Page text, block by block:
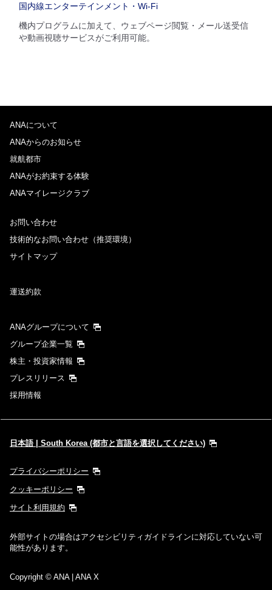
国内線エンターテインメント・Wi-Fi
機内プログラムに加えて、ウェブページ閲覧・メール送受信
や動画視聴サービスがご利用可能。
ANAについて
ANAからのお知らせ
就航都市
ANAがお約束する体験
ANAマイレージクラブ
お問い合わせ
技術的なお問い合わせ（推奨環境）
サイトマップ
運送約款
ANAグループについて
グループ企業一覧
株主・投資家情報
プレスリリース
採用情報
日本語 | South Korea (都市と言語を選択してください)
プライバシーポリシー
クッキーポリシー
サイト利用規約
外部サイトの場合はアクセシビリティガイドラインに対応していない可
能性があります。
Copyright © ANA | ANA X